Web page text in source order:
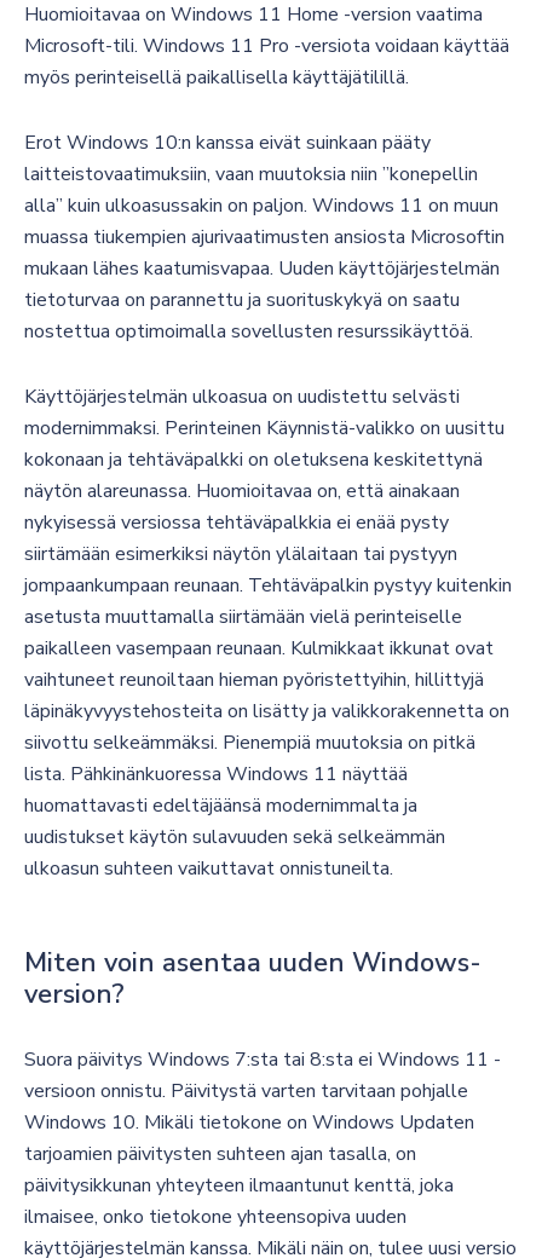
Huomioitavaa on Windows 11 Home -version vaatima
Microsoft-tili. Windows 11 Pro -versiota voidaan käyttää
myös perinteisellä paikallisella käyttäjätilillä.
Erot Windows 10:n kanssa eivät suinkaan pääty
laitteistovaatimuksiin, vaan muutoksia niin ”konepellin
alla” kuin ulkoasussakin on paljon. Windows 11 on muun
muassa tiukempien ajurivaatimusten ansiosta Microsoftin
mukaan lähes kaatumisvapaa. Uuden käyttöjärjestelmän
tietoturvaa on parannettu ja suorituskykyä on saatu
nostettua optimoimalla sovellusten resurssikäyttöä.
Käyttöjärjestelmän ulkoasua on uudistettu selvästi
modernimmaksi. Perinteinen Käynnistä-valikko on uusittu
kokonaan ja tehtäväpalkki on oletuksena keskitettynä
näytön alareunassa. Huomioitavaa on, että ainakaan
nykyisessä versiossa tehtäväpalkkia ei enää pysty
siirtämään esimerkiksi näytön ylälaitaan tai pystyyn
jompaankumpaan reunaan. Tehtäväpalkin pystyy kuitenkin
asetusta muuttamalla siirtämään vielä perinteiselle
paikalleen vasempaan reunaan. Kulmikkaat ikkunat ovat
vaihtuneet reunoiltaan hieman pyöristettyihin, hillittyjä
läpinäkyvyystehosteita on lisätty ja valikkorakennetta on
siivottu selkeämmäksi. Pienempiä muutoksia on pitkä
lista. Pähkinänkuoressa Windows 11 näyttää
huomattavasti edeltäjäänsä modernimmalta ja
uudistukset käytön sulavuuden sekä selkeämmän
ulkoasun suhteen vaikuttavat onnistuneilta.
Miten voin asentaa uuden Windows-
version?
Suora päivitys Windows 7:sta tai 8:sta ei Windows 11 -
versioon onnistu. Päivitystä varten tarvitaan pohjalle
Windows 10. Mikäli tietokone on Windows Updaten
tarjoamien päivitysten suhteen ajan tasalla, on
päivitysikkunan yhteyteen ilmaantunut kenttä, joka
ilmaisee, onko tietokone yhteensopiva uuden
käyttöjärjestelmän kanssa. Mikäli näin on, tulee uusi versio